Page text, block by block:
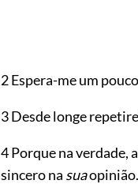
2 Espera-me um
3 Desde longe
4 Porque na verdade,
sincero na suaopinião.